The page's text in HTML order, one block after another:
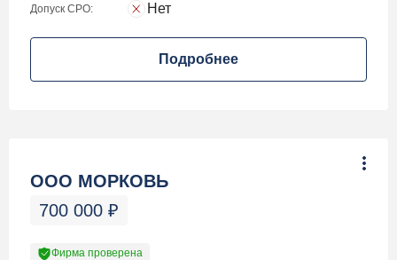
Допуск СРО: Нет
Подробнее
ООО МОРКОВЬ
700 000 ₽
Фирма проверена